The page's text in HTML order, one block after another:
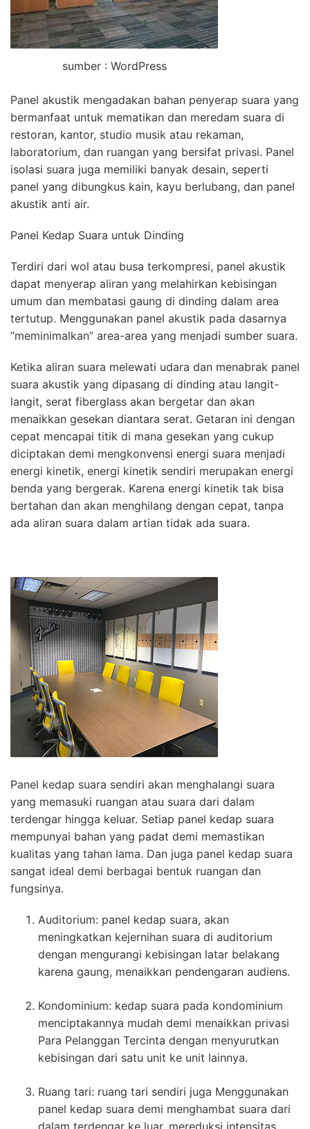
sumber : WordPress
Panel akustik mengadakan bahan penyerap suara yang
bermanfaat untuk mematikan dan meredam suara di
restoran, kantor, studio musik atau rekaman,
laboratorium, dan ruangan yang bersifat privasi. Panel
isolasi suara juga memiliki banyak desain, seperti
panel yang dibungkus kain, kayu berlubang, dan panel
akustik anti air.
Panel Kedap Suara untuk Dinding
Terdiri dari wol atau busa terkompresi, panel akustik
dapat menyerap aliran yang melahirkan kebisingan
umum dan membatasi gaung di dinding dalam area
tertutup. Menggunakan panel akustik pada dasarnya
“meminimalkan” area-area yang menjadi sumber suara.
Ketika aliran suara melewati udara dan menabrak panel
suara akustik yang dipasang di dinding atau langit-
langit, serat fiberglass akan bergetar dan akan
menaikkan gesekan diantara serat. Getaran ini dengan
cepat mencapai titik di mana gesekan yang cukup
diciptakan demi mengkonvensi energi suara menjadi
energi kinetik, energi kinetik sendiri merupakan energi
benda yang bergerak. Karena energi kinetik tak bisa
bertahan dan akan menghilang dengan cepat, tanpa
ada aliran suara dalam artian tidak ada suara.
Panel kedap suara sendiri akan menghalangi suara
yang memasuki ruangan atau suara dari dalam
terdengar hingga keluar. Setiap panel kedap suara
mempunyai bahan yang padat demi memastikan
kualitas yang tahan lama. Dan juga panel kedap suara
sangat ideal demi berbagai bentuk ruangan dan
fungsinya.
Auditorium: panel kedap suara, akan
meningkatkan kejernihan suara di auditorium
dengan mengurangi kebisingan latar belakang
karena gaung, menaikkan pendengaran audiens.
Kondominium: kedap suara pada kondominium
menciptakannya mudah demi menaikkan privasi
Para Pelanggan Tercinta dengan menyurutkan
kebisingan dari satu unit ke unit lainnya.
Ruang tari: ruang tari sendiri juga Menggunakan
panel kedap suara demi menghambat suara dari